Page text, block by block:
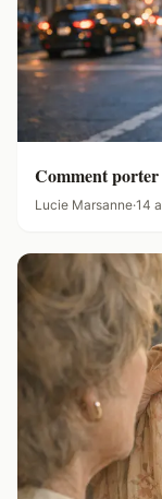
Comment porter
Lucie Marsanne·14